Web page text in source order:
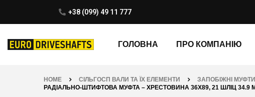
+38 (099) 49 11 777
ГОЛОВНА ПРО КОМПАНІЮ
HOME СІЛЬГОСП ВАЛИ ТА ЇХ ЕЛЕМЕНТИ ЗАПОБІЖНІ МУФТИ
РАДІАЛЬНО-ШТИФТОВА МУФТА – ХРЕСТОВИНА 36Х89, 21 ШЛІЦ 34.9